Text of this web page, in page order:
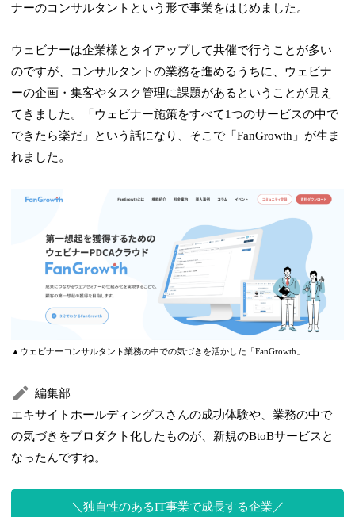
ナーのコンサルタントという形で事業をはじめました。
ウェビナーは企業様とタイアップして共催で行うことが多い
のですが、コンサルタントの業務を進めるうちに、ウェビナ
ーの企画・集客やタスク管理に課題があるということが見え
てきました。「ウェビナー施策をすべて1つのサービスの中で
できたら楽だ」という話になり、そこで「FanGrowth」が生ま
れました。
▲ウェビナーコンサルタント業務の中での気づきを活かした「FanGrowth」
編集部
エキサイトホールディングスさんの成功体験や、業務の中で
の気づきをプロダクト化したものが、新規のBtoBサービスと
なったんですね。
独自性のあるIT事業で成長する企業